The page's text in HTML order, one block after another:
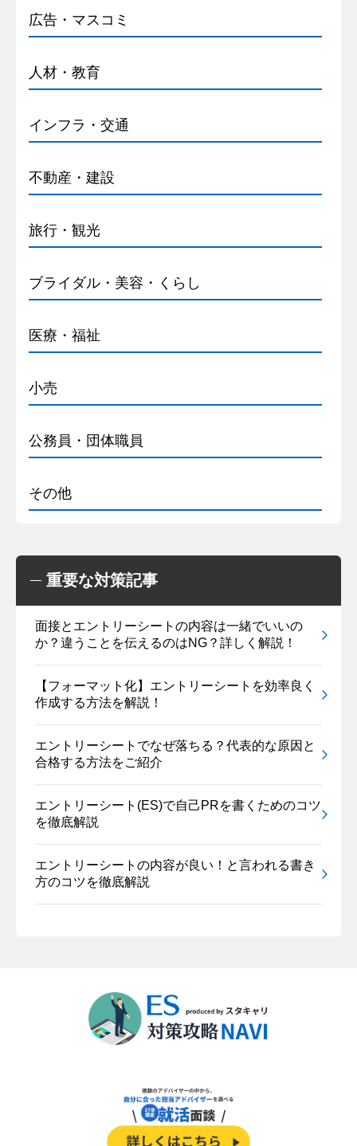
広告・マスコミ
人材・教育
インフラ・交通
不動産・建設
旅行・観光
ブライダル・美容・くらし
医療・福祉
小売
公務員・団体職員
その他
重要な対策記事
面接とエントリーシートの内容は一緒でいいの
か？違うことを伝えるのはNG？詳しく解説！
【フォーマット化】エントリーシートを効率良く
作成する方法を解説！
エントリーシートでなぜ落ちる？代表的な原因と
合格する方法をご紹介
エントリーシート(ES)で自己PRを書くためのコツ
を徹底解説
エントリーシートの内容が良い！と言われる書き
方のコツを徹底解説